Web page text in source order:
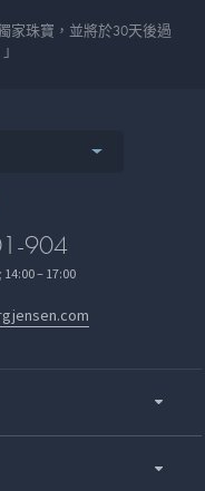
家珠寶，並將於30天後過
904
– 17:00